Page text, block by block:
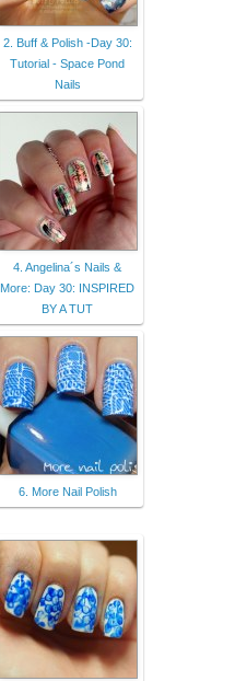
2. Buff & Polish -Day 30:
Tutorial - Space Pond
Nails
4. Angelina´s Nails &
More: Day 30: INSPIRED
BY A TUT
6. More Nail Polish